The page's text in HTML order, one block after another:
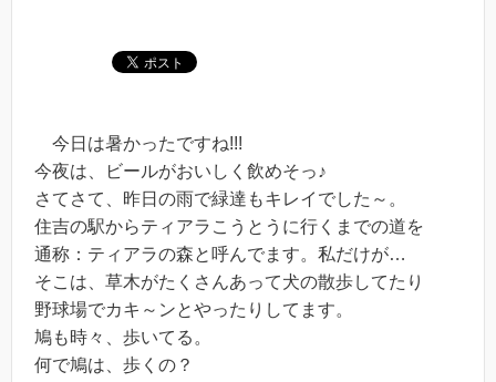
今日は暑かったですね!!!
今夜は、ビールがおいしく飲めそっ♪
さてさて、昨日の雨で緑達もキレイでした～。
住吉の駅からティアラこうとうに行くまでの道を
通称：ティアラの森と呼んでます。私だけが…
そこは、草木がたくさんあって犬の散歩してたり
野球場でカキ～ンとやったりしてます。
鳩も時々、歩いてる。
何で鳩は、歩くの？